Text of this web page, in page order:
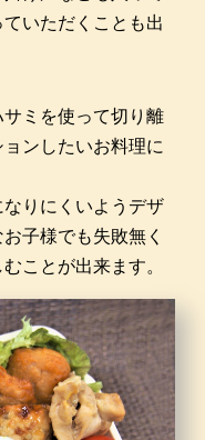
いただくことも出
ミを使って切り離
ンしたいお料理に
りにくいようデザ
子様でも失敗無く
ことが出来ます。